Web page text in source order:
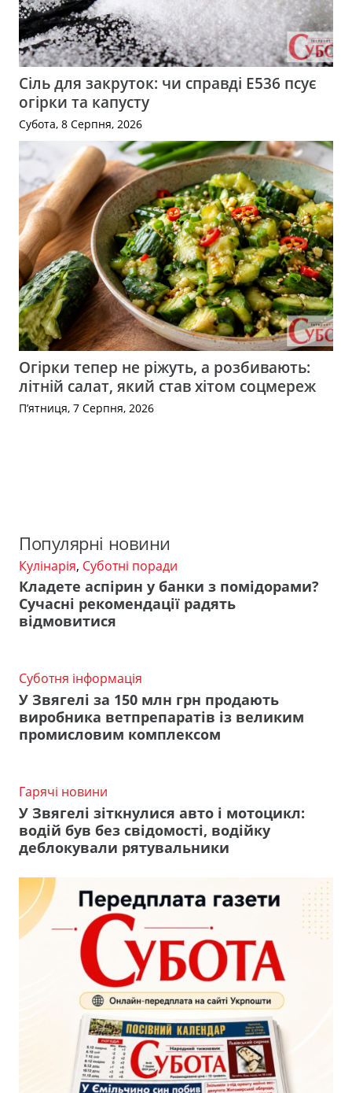
Сіль для закруток: чи справді Е536 псує
огірки та капусту
Субота, 8 Серпня, 2026
Огірки тепер не ріжуть, а розбивають:
літній салат, який став хітом соцмереж
П’ятниця, 7 Серпня, 2026
Популярні новини
Кулінарія, Суботні поради
Кладете аспірин у банки з помідорами?
Сучасні рекомендації радять
відмовитися
Суботня інформація
У Звягелі за 150 млн грн продають
виробника ветпрепаратів із великим
промисловим комплексом
Гарячі новини
У Звягелі зіткнулися авто і мотоцикл:
водій був без свідомості, водійку
деблокували рятувальники